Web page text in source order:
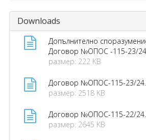
Downloads
Допълнително
Договор №ОПОС -115-23/
размер: 222 KB
Договор №ОПОС-115-23/
размер: 2518 KB
Договор №ОПОС-115-22/
размер: 2645 KB